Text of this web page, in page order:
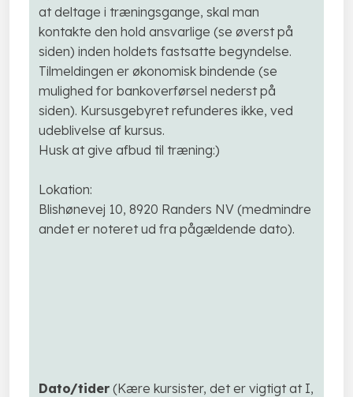
at deltage i træningsgange, skal man
kontakte den hold ansvarlige (se øverst på
siden) inden holdets fastsatte begyndelse.
Tilmeldingen er økonomisk bindende (se
mulighed for bankoverførsel nederst på
siden). Kursusgebyret refunderes ikke, ved
udeblivelse af kursus.
Husk at give afbud til træning:)
Lokation:
Blishønevej 10, 8920 Randers NV (medmindre
andet er noteret ud fra pågældende dato).​
Dato/tider (Kære kursister, det er vigtigt at I,